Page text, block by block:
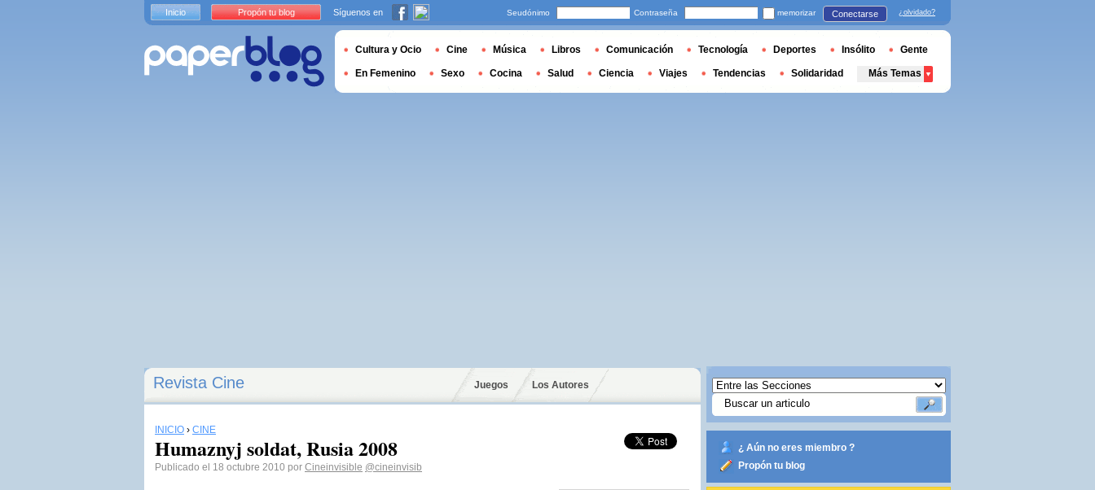
Revista Cine Juegos Los Autores
INICIO › CINE
Humaznyj soldat, Rusia 2008
Publicado el 18 octubre 2010 por Cineinvisible @cineinvisib
¿ Aún no eres miembro ?
Propón tu blog
Inicio Propón tu blog Síguenos en Seudónimo Contraseña memorizar Conectarse ¿olvidado?
Cultura y Ocio Cine Música Libros Comunicación Tecnología Deportes Insólito Gente
En Femenino Sexo Cocina Salud Ciencia Viajes Tendencias Solidaridad Más Temas